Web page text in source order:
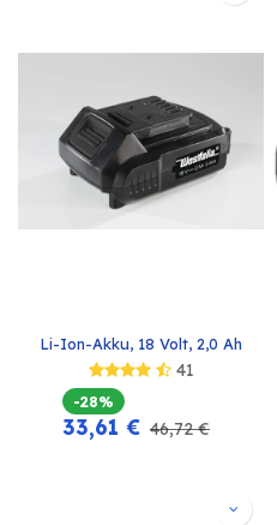
Li-Ion-Akku, 18 Volt, 2,0 Ah
41
-28%
33,61 € 46,72€